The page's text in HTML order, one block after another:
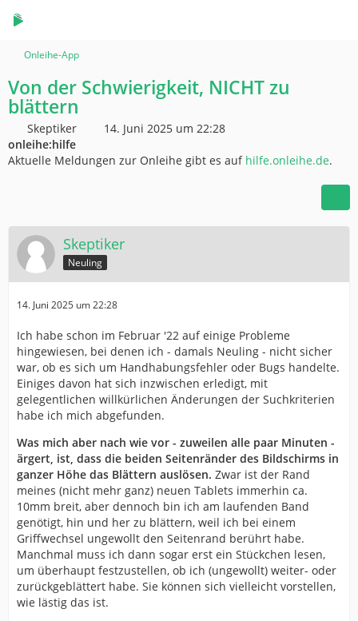
Onleihe-App
Von der Schwierigkeit, NICHT zu
blättern
Skeptiker
14. Juni 2025 um 22:28
onleihe:hilfe
Aktuelle Meldungen zur Onleihe gibt es auf hilfe.onleihe.de.
Skeptiker
Neuling
14. Juni 2025 um 22:28
Ich habe schon im Februar '22 auf einige Probleme
hingewiesen, bei denen ich - damals Neuling - nicht sicher
war, ob es sich um Handhabungsfehler oder Bugs handelte.
Einiges davon hat sich inzwischen erledigt, mit
gelegentlichen willkürlichen Änderungen der Suchkriterien
habe ich mich abgefunden.
Was mich aber nach wie vor - zuweilen alle paar Minuten -
ärgert, ist, dass die beiden Seitenränder des Bildschirms in
ganzer Höhe das Blättern auslösen. Zwar ist der Rand
meines (nicht mehr ganz) neuen Tablets immerhin ca.
10mm breit, aber dennoch bin ich am laufenden Band
genötigt, hin und her zu blättern, weil ich bei einem
Griffwechsel ungewollt den Seitenrand berührt habe.
Manchmal muss ich dann sogar erst ein Stückchen lesen,
um überhaupt festzustellen, ob ich (ungewollt) weiter- oder
zurückgeblättert habe. Sie können sich vielleicht vorstellen,
wie lästig das ist.